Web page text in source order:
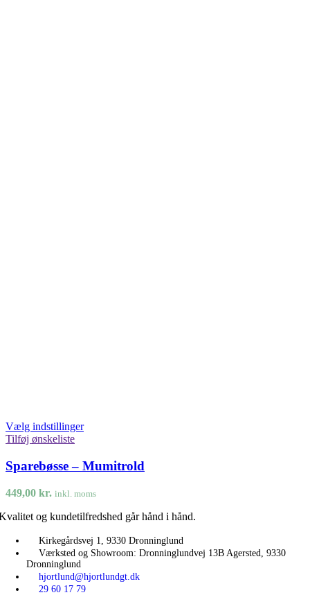
Vælg indstillinger
Tilføj ønskeliste
Sparebøsse – Mumitrold
449,00 kr. inkl. moms
og kundetilfredshed går hånd i hånd.
Kirkegårdsvej 1, 9330 Dronninglund
Værksted og Showroom: Dronninglundvej 13B Agersted, 9330
Dronninglund
hjortlund@hjortlundgt.dk
29 60 17 79